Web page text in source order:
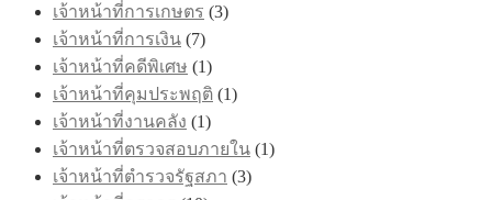
เจ้าหน้าที่การเกษตร (3)
เจ้าหน้าที่การเงิน (7)
เจ้าหน้าที่คดีพิเศษ (1)
เจ้าหน้าที่คุมประพฤติ (1)
เจ้าหน้าที่งานคลัง (1)
เจ้าหน้าที่ตรวจสอบภายใน (1)
เจ้าหน้าที่ตำรวจรัฐสภา (3)